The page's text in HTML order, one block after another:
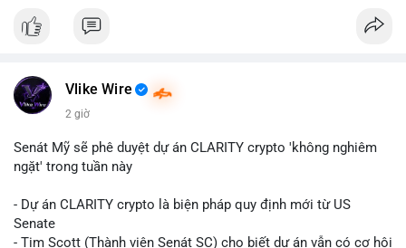
Vlike Wire
2 giờ
Senát Mỹ sẽ phê duyệt dự án CLARITY crypto 'không nghiêm
ngặt' trong tuần này
- Dự án CLARITY crypto là biện pháp quy định mới từ US
Senate
- Tim Scott (Thành viên Senát SC) cho biết dự án vẫn có cơ hội